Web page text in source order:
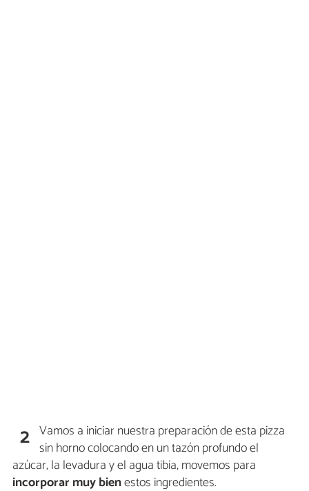
2 Vamos a iniciar nuestra preparación de esta pizza
sin horno colocando en un tazón profundo el
azúcar, la levadura y el agua tibia, movemos para
incorporar muy bienestos ingredientes.